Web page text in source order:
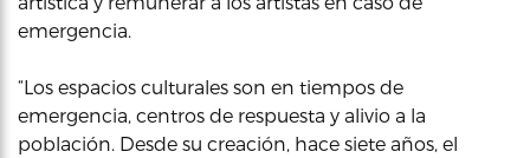
emergencia.
“Los espacios culturales son en tiempos de
emergencia, centros de respuesta y alivio a la
población. Desde su creación, hace siete años, el